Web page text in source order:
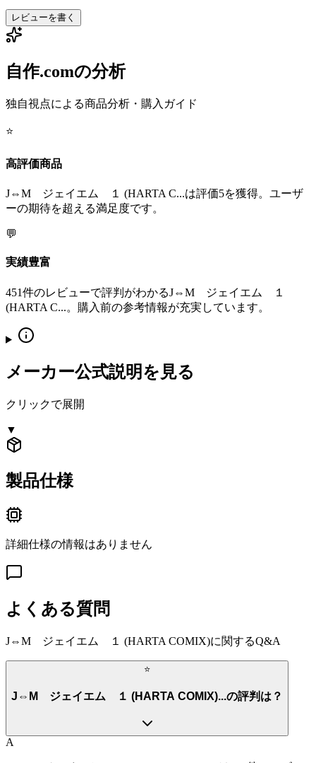
レビューを書く
自作.comの分析
独自視点による商品分析・購入ガイド
⭐
高評価商品
J⇔M ジェイエム １ (HARTA C...は評価5を獲得。ユーザ
ーの期待を超える満足度です。
💬
実績豊富
451件のレビューで評判がわかるJ⇔M ジェイエム １
(HARTA C...。購入前の参考情報が充実しています。
メーカー公式説明を見る
クリックで展開
▼
製品仕様
詳細仕様の情報はありません
よくある質問
J⇔M ジェイエム １ (HARTA COMIX)に関するQ&A
⭐
J⇔M ジェイエム １ (HARTA COMIX)...の評判は？
A